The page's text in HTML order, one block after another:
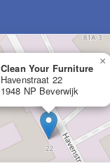
Clean Your Furniture
Havenstraat 22
1948 NP Beverwijk
×